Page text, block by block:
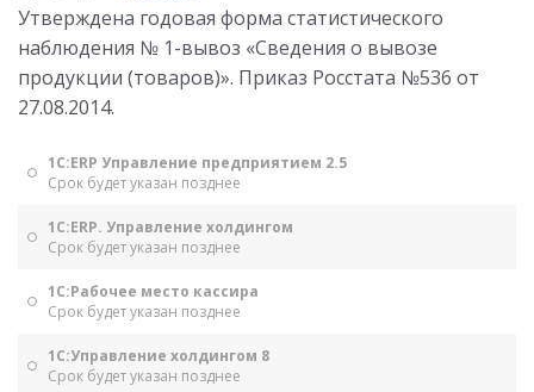
Утверждена годовая форма статистического
наблюдения № 1-вывоз «Сведения о вывозе
продукции (товаров)». Приказ Росстата №536 от
27.08.2014.
1С:ERP Управление предприятием 2.5
Срок будет указан позднее
1С:ERP. Управление холдингом
Срок будет указан позднее
1С:Рабочее место кассира
Срок будет указан позднее
1С:Управление холдингом 8
Срок будет указан позднее